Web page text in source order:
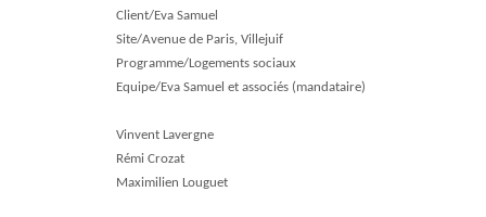
Client/Eva Samuel
Site/Avenue de Paris, Villejuif
Programme/Logements sociaux
Equipe/Eva Samuel et associés (mandataire)
Vinvent Lavergne
Rémi Crozat
Maximilien Louguet